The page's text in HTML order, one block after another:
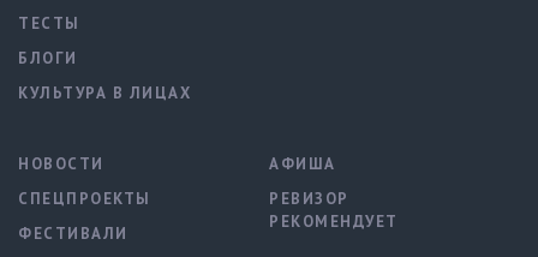
ТЕСТЫ
БЛОГИ
КУЛЬТУРА В ЛИЦАХ
НОВОСТИ
СПЕЦПРОЕКТЫ
ФЕСТИВАЛИ
АФИША
РЕВИЗОР
РЕКОМЕНДУЕТ